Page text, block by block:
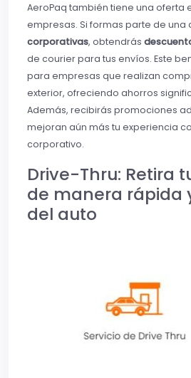
AeroPaq también tiene una oferta
empresas. Si formas parte de una
corporativas, obtendrás
de courier para tus envíos. Este
para empresas que realizan
exterior, ofreciendo ahorros
Además, recibirás promociones
mejoran aún más tu experiencia
corporativo.
Drive-Thru: Retira
de manera rápida
del auto